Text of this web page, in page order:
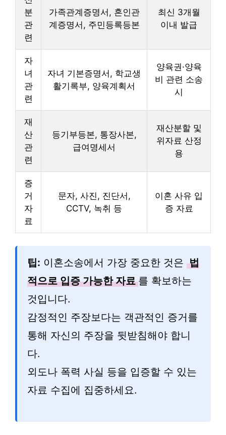
분
관
련
가족관계증명서, 혼인관
계증명서, 주민등록등본
최신 3개월
이내 발급
자
녀
관
련
자녀 기본증명서, 학교생
활기록부, 양육계획서
양육권·양육
비 관련 소송
시
재
산
관
련
등기부등본, 통장사본,
급여명세서
재산분할 및
위자료 산정
용
증
거
자
료
문자, 사진, 진단서,
CCTV, 녹취 등
이혼 사유 입
증 자료
팁: 이혼소송에서 가장 중요한 것은 법
적으로 입증 가능한 자료 를 확보하는
것입니다.
감정적인 주장보다는 객관적인 증거를
통해 자신의 주장을 뒷받침해야 합니
다.
외도나 폭력 사실 등을 입증할 수 있는
자료 수집에 집중하세요.